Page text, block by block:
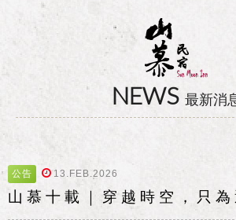
NEWS 最新消
公告 13.FEB.2026
山 慕 十 載 ｜ 穿 越 時 空 ， 只